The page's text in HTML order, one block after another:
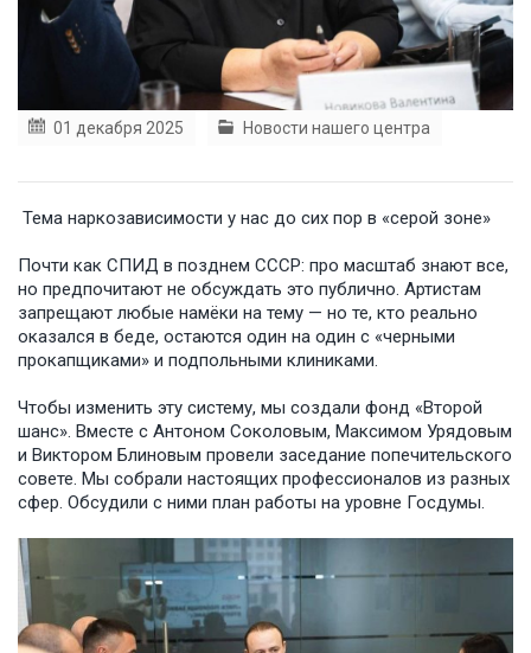
01 декабря 2025 Новости нашего центра
Тема наркозависимости у нас до сих пор в «серой зоне»
Почти как СПИД в позднем СССР: про масштаб знают все,
но предпочитают не обсуждать это публично. Артистам
запрещают любые намёки на тему — но те, кто реально
оказался в беде, остаются один на один с «черными
прокапщиками» и подпольными клиниками.
Чтобы изменить эту систему, мы создали фонд «Второй
шанс». Вместе с Антоном Соколовым, Максимом Урядовым
и Виктором Блиновым провели заседание попечительского
совете. Мы собрали настоящих профессионалов из разных
сфер. Обсудили с ними план работы на уровне Госдумы.